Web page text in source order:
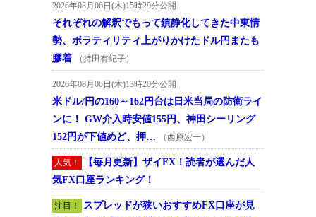
2026年08月06日(木)15時29分公開
それぞれの解釈でもって鎮静化してきた中東情
勢、ボラティリティ上がりかけたドル円またも
膠着
（持田有紀子）
2026年08月06日(木)13時20分公開
米ドル/円の160～162円台は日米当局の防衛ライ
ンに！ GW介入時安値155円、神田シーリング
152円が下値めど、押…
（西原宏一）
人気！
【毎月更新】ザイFX！読者が選んだ人
気FX口座ランキング！
注目！
スプレッドが狭いおすすめFX口座が見